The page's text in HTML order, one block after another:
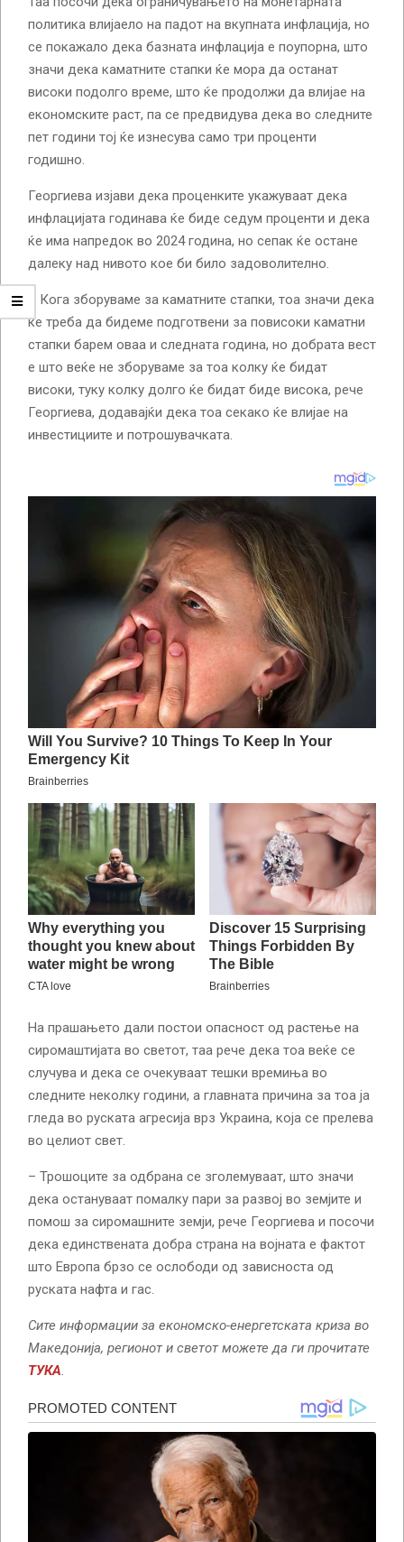
политика влијаело на падот на вкупната инфлација, но
се покажало дека базната инфлација е поупорна, што
значи дека каматните стапки ќе мора да останат
високи подолго време, што ќе продолжи да влијае на
економските раст, па се предвидува дека во следните
пет години тој ќе изнесува само три проценти
годишно.
Георгиева изјави дека проценките укажуваат дека
инфлацијата годинава ќе биде седум проценти и дека
ќе има напредок во 2024 година, но сепак ќе остане
далеку над нивото кое би било задоволително.
– Кога зборуваме за каматните стапки, тоа значи дека
ќе треба да бидеме подготвени за повисоки каматни
стапки барем оваа и следната година, но добрата вест
е што веќе не зборуваме за тоа колку ќе бидат
високи, туку колку долго ќе бидат биде висока, рече
Георгиева, додавајќи дека тоа секако ќе влијае на
инвестициите и потрошувачката.
На прашањето дали постои опасност од растење на
сиромаштијата во светот, таа рече дека тоа веќе се
случува и дека се очекуваат тешки времиња во
следните неколку години, а главната причина за тоа ја
гледа во руската агресија врз Украина, која се прелева
во целиот свет.
– Трошоците за одбрана се зголемуваат, што значи
дека остануваат помалку пари за развој во земјите и
помош за сиромашните земји, рече Георгиева и посочи
дека единствената добра страна на војната е фактот
што Европа брзо се ослободи од зависноста од
руската нафта и гас.
Сите информации за економско-енергетската криза во
Македонија, регионот и светот можете да ги прочитате
ТУКА.